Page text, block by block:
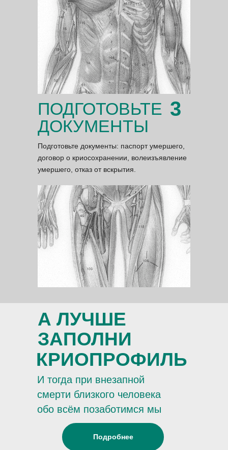
ПОДГОТОВЬТЕ
ДОКУМЕНТЫ
Подготовьте документы: паспорт умершего,
договор о криосохранении, волеизъявление
умершего, отказ от вскрытия.
3
А ЛУЧШЕ
И тогда при внезапной
смерти близкого человека
обо всём позаботимся мы
ЗАПОЛНИ
Подробнее
КРИОПРОФИЛЬ